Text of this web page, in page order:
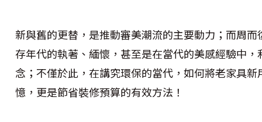
新與舊的更替，是推動審美潮流的主要動力；而周
存年代的執著、緬懷，甚至是在當代的美感經驗中
念；不僅於此，在講究環保的當代，如何將老家具
憶，更是節省裝修預算的有效方法！